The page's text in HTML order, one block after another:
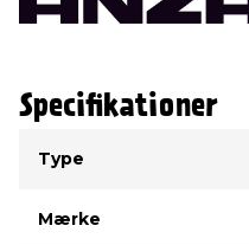
Specifikationer
Type
Mærke